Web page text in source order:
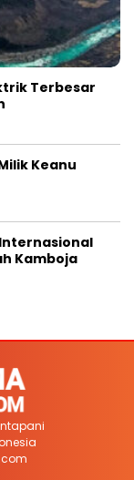
Terbesar
Keanu
Kamboja